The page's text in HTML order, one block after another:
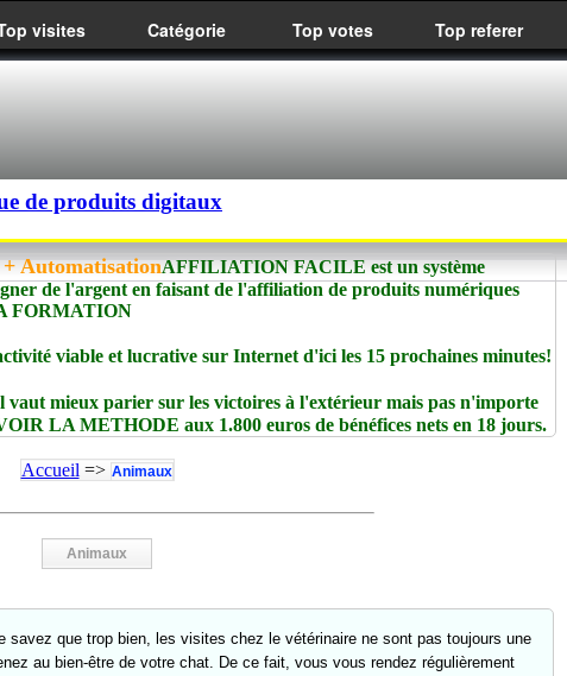
visites Catégorie Top votes Top referer
de produits digitaux
AutomatisationAFFILIATION FACILE est un système
de l'argent en faisant de l'affiliation de produits numériques
FORMATION
viable et lucrative sur Internet d'ici les 15 prochaines minutes!
vaut mieux parier sur les victoires à l'extérieur mais pas n'importe
LA METHODE aux 1.800 euros de bénéfices nets en 18 jours.
Accueil => Animaux
Animaux
savez que trop bien, les visites chez le vétérinaire ne sont pas toujours une
au bien-être de votre chat. De ce fait, vous vous rendez régulièrement